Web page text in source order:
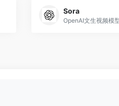
Sora
OpenAI文生视频模